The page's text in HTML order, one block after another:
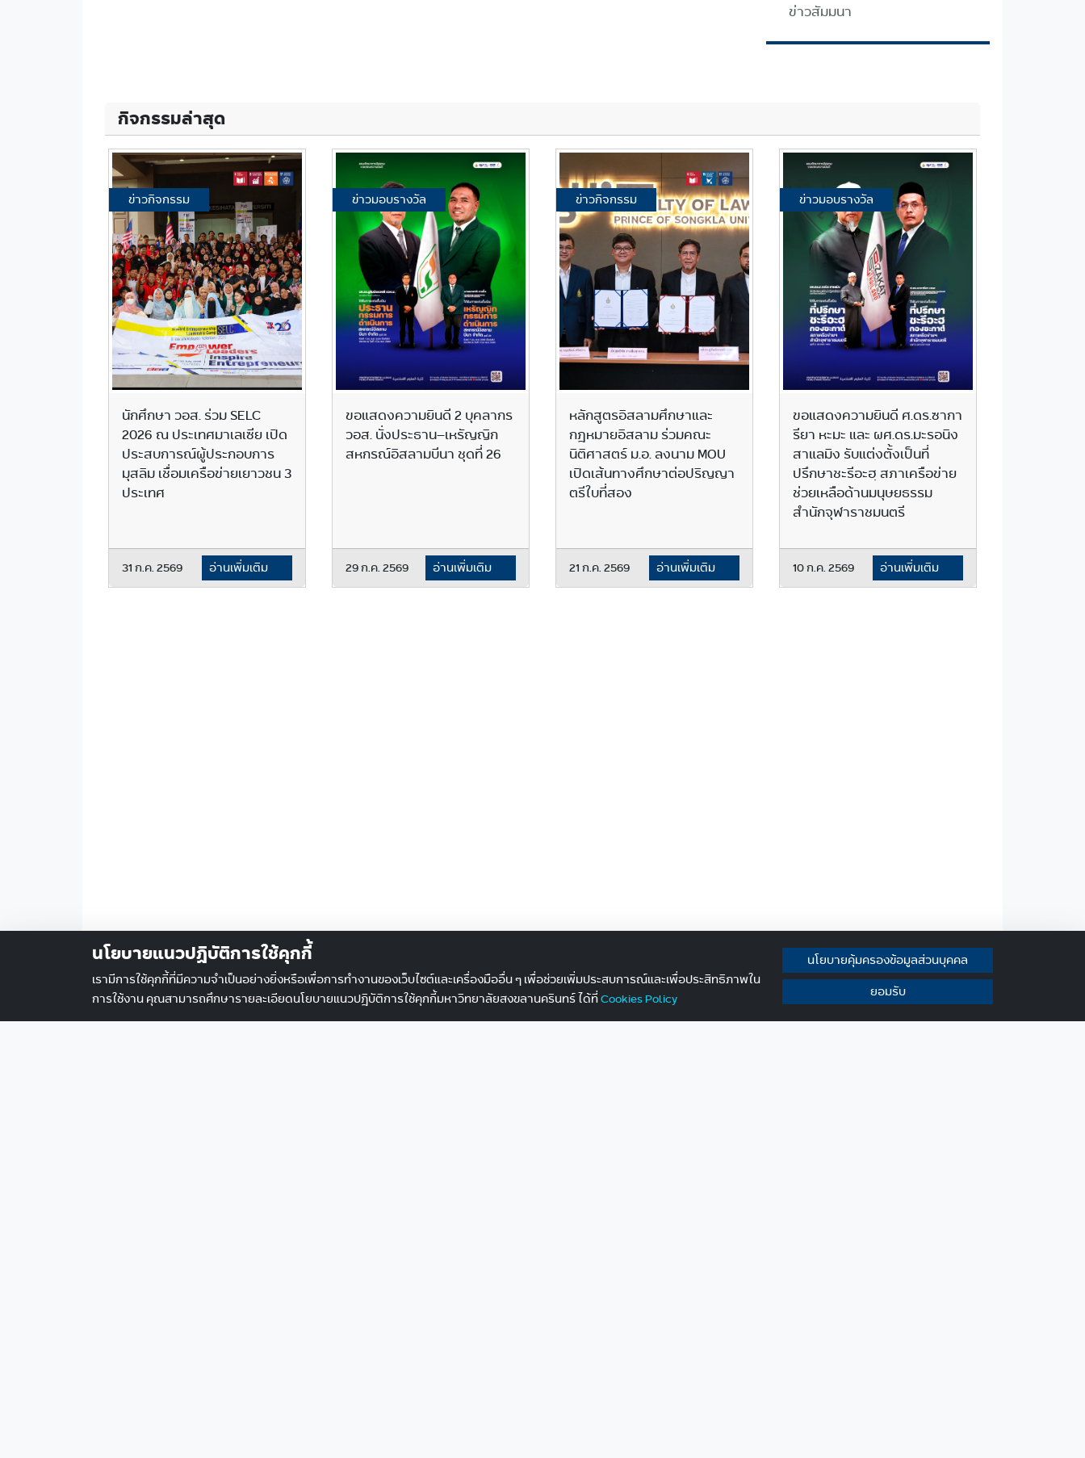
ข่าวสัมมนา
กิจกรรมล่าสุด
ข่าวกิจกรรม
นักศึกษา วอส. ร่วม SELC
2026 ณ ประเทศมาเลเซีย เปิด
ประสบการณ์ผู้ประกอบการ
มุสลิม เชื่อมเครือข่ายเยาวชน 3
ประเทศ
31 ก.ค. 2569 อ่านเพิ่มเติม
ข่าวมอบรางวัล
ขอแสดงความยินดี 2 บุคลากร
วอส. นั่งประธาน–เหรัญญิก
สหกรณ์อิสลามบีนา ชุดที่ 26
29 ก.ค. 2569 อ่านเพิ่มเติม
ข่าวกิจกรรม
หลักสูตรอิสลามศึกษาและ
กฎหมายอิสลาม ร่วมคณะ
นิติศาสตร์ ม.อ. ลงนาม MOU
เปิดเส้นทางศึกษาต่อปริญญา
ตรีใบที่สอง
21 ก.ค. 2569 อ่านเพิ่มเติม
ข่าวมอบรางวัล
ขอแสดงความยินดี ศ.ดร.ซากา
รียา หะมะ และ ผศ.ดร.มะรอนิง
สาแลมิง รับแต่งตั้งเป็นที่
ปรึกษาชะรีอะฮฺ สภาเครือข่าย
ช่วยเหลือด้านมนุษยธรรม
สำนักจุฬาราชมนตรี
10 ก.ค. 2569 อ่านเพิ่มเติม
นโยบายแนวปฏิบัติการใช้คุกกี้
เรามีการใช้คุกกี้ที่มีความจำเป็นอย่างยิ่งหรือเพื่อการทำงานของเว็บไซต์และเครื่องมืออื่น ๆ เพื่อช่วยเพิ่มประสบการณ์และเพื่อประสิทธิภาพใน
การใช้งาน คุณสามารถศึกษารายละเอียดนโยบายแนวปฎิบัติการใช้คุกกี้มหาวิทยาลัยสงขลานครินทร์ ได้ที่Cookies Policy
นโยบายคุ้มครองข้อมูลส่วนบุคคล
ยอมรับ